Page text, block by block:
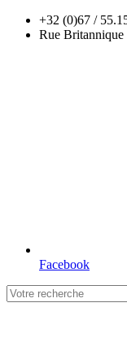
+32 (0)67 /
Rue
Facebook